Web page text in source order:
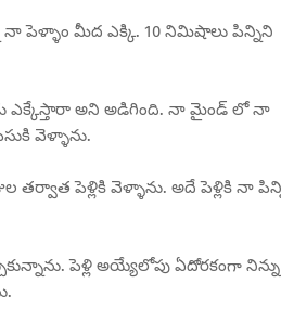
పెళ్ళాం మీద ఎక్కి. 10 నిమిషాలు పిన్నిని
ఎక్కేస్తారా అని అడిగింది. నా మైండ్ లో నా
వెళ్ళాను.
తర్వాత పెళ్లికి వెళ్ళాను. అదే పెళ్లికి నా
పెళ్లి అయ్యేలోపు ఏదోరకంగా నిన్ను